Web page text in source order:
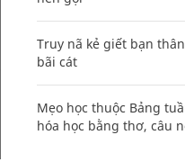
Truy nã kẻ giết bạn
bãi cát
Mẹo học thuộc Bảng
hóa học bằng thơ, câu